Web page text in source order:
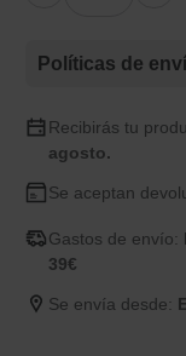
Políticas de
Recibirás tu
agosto.
Se aceptan
Gastos de envío:
39€
Se envía desde: